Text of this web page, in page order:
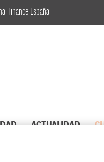
Finance España
ACTUALIDAD